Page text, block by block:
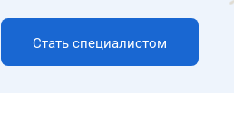
Стать специалистом